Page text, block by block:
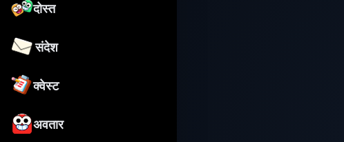
दोस्त
संदेश
क्वेस्ट
अवतार